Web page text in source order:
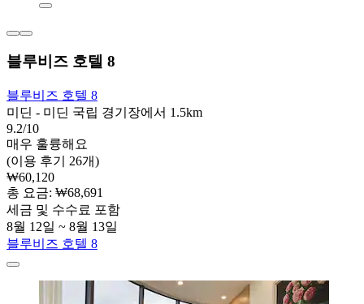
블루비즈 호텔 8
블루비즈 호텔 8
미딘 - 미딘 국립 경기장에서 1.5km
9.2/10
매우 훌륭해요
(이용 후기 26개)
₩60,120
총 요금: ₩68,691
세금 및 수수료 포함
8월 12일 ~ 8월 13일
블루비즈 호텔 8